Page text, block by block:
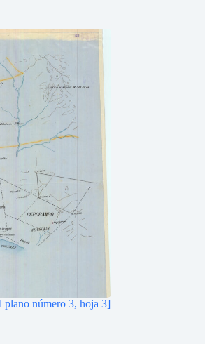
plano número 3, hoja 3]